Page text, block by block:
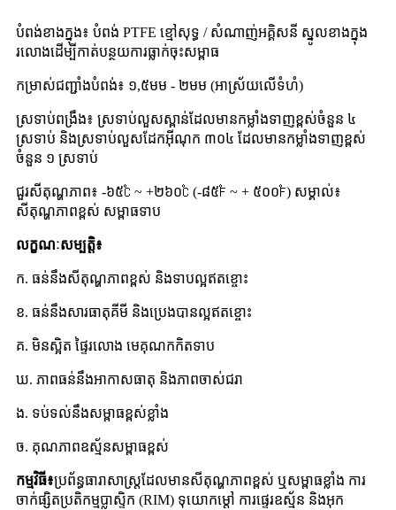
បំពង់ខាងក្នុង៖ បំពង់ PTFE ខ្មៅសុទ្ធ / សំណាញ់អគ្គិសនី ស្នូលខាងក្នុង
រលោងដើម្បីកាត់បន្ថយការធ្លាក់ចុះសម្ពាធ
កម្រាស់ជញ្ជាំងបំពង់៖ ១,៥មម - ២មម (អាស្រ័យលើទំហំ)
ស្រទាប់ពង្រឹង៖ ស្រទាប់លួសស្ពាន់ដែលមានកម្លាំងទាញខ្ពស់ចំនួន ៤
ស្រទាប់ និងស្រទាប់លួសដែកអ៊ីណុក ៣០៤ ដែលមានកម្លាំងទាញខ្ពស់
ចំនួន ១ ស្រទាប់
ជួរសីតុណ្ហភាព៖ -៦៥℃ ~ +២៦០℃ (-៨៥℉ ~ + ៥០០℉) សម្គាល់៖
សីតុណ្ហភាពខ្ពស់ សម្ពាធទាប
លក្ខណៈសម្បត្តិ៖
ក. ធន់នឹងសីតុណ្ហភាពខ្ពស់ និងទាបល្អឥតខ្ចោះ
ខ. ធន់នឹងសារធាតុគីមី និងប្រេងបានល្អឥតខ្ចោះ
គ. មិនស្អិត ផ្ទៃរលោង មេគុណកកិតទាប
ឃ. ភាពធន់នឹងអាកាសធាតុ និងភាពចាស់ជរា
ង. ទប់ទល់នឹងសម្ពាធខ្ពស់ខ្លាំង
ច. គុណភាពឧស្ម័នសម្ពាធខ្ពស់
កម្មវិធី៖ប្រព័ន្ធធារាសាស្ត្រដែលមានសីតុណ្ហភាពខ្ពស់ ឬសម្ពាធខ្លាំង ការ
ចាក់ផ្សិតប្រតិកម្មប្លាស្ទិក (RIM) ទុយោកម្តៅ ការផ្ទេរឧស្ម័ន និងអុក